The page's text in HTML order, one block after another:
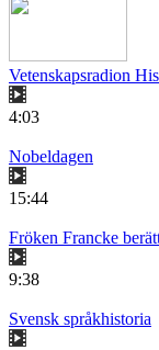
Vetenskapsradion
4:03
Nobeldagen
15:44
Fröken Francke
9:38
Svensk språkhistoria